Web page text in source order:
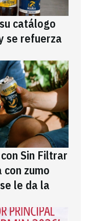
catálogo
se refuerza
Sin Filtrar
zumo
le da la